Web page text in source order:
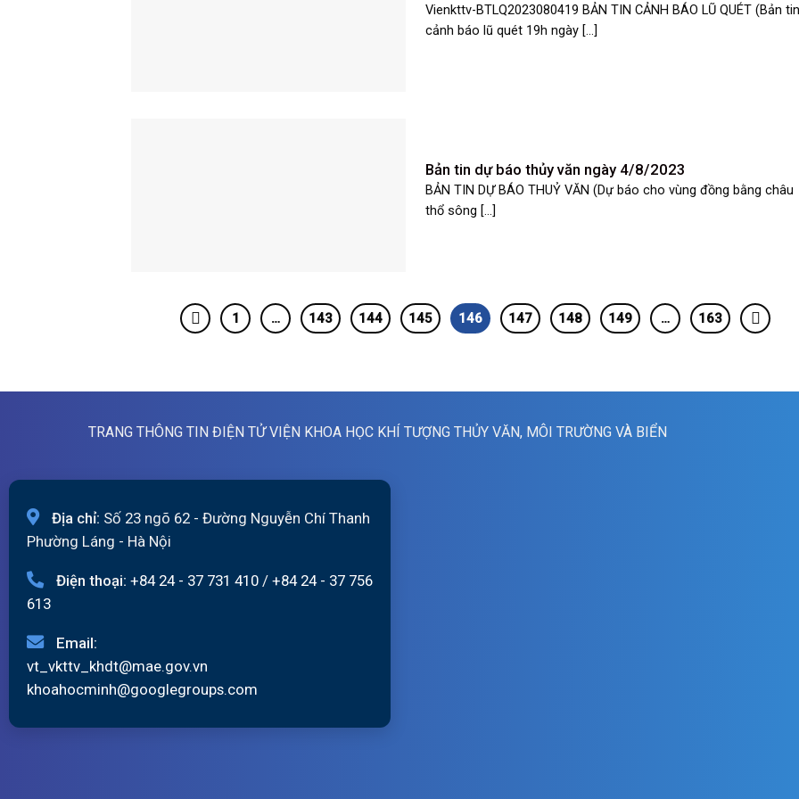
Vienkttv-BTLQ2023080419 BẢN TIN CẢNH BÁO LŨ QUÉT (Bản
cảnh báo lũ quét 19h ngày [...]
Bản tin dự báo thủy văn ngày 4/8/2023
BẢN TIN DỰ BÁO THUỶ VĂN (Dự báo cho vùng đồng bằng châu
thổ sông [...]
1 … 143 144 145 146 147 148 149 … 163
TRANG THÔNG TIN ĐIỆN TỬ VIỆN KHOA HỌC KHÍ TƯỢNG THỦY VĂN, MÔI TRƯỜNG VÀ BIỂN
Địa chỉ: Số 23 ngõ 62 - Đường Nguyễn Chí Thanh
Phường Láng - Hà Nội
Điện thoại: +84 24 - 37 731 410 / +84 24 - 37 756
613
Email:
vt_vkttv_khdt@mae.gov.vn
khoahocminh@googlegroups.com